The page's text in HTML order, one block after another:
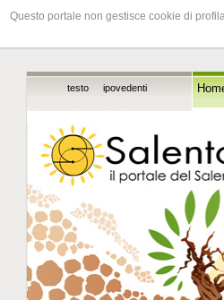
Questo portale non gestisce cookie di
testo ipovedenti